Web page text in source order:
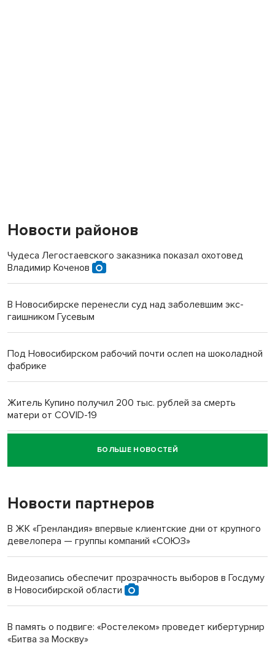
Новости районов
Чудеса Легостаевского заказника показал охотовед
Владимир Коченов
В Новосибирске перенесли суд над заболевшим экс-
гаишником Гусевым
Под Новосибирском рабочий почти ослеп на шоколадной
фабрике
Житель Купино получил 200 тыс. рублей за смерть
матери от COVID-19
Новосибирский суд наказал водителя за смерть
пенсионерки на вокзале
БОЛЬШЕ НОВОСТЕЙ
Новости партнеров
В ЖК «Гренландия» впервые клиентские дни от крупного
девелопера — группы компаний «СОЮЗ»
Видеозапись обеспечит прозрачность выборов в Госдуму
в Новосибирской области
В память о подвиге: «Ростелеком» проведет кибертурнир
«Битва за Москву»